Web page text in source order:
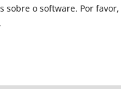
sobre o software. Por favor,